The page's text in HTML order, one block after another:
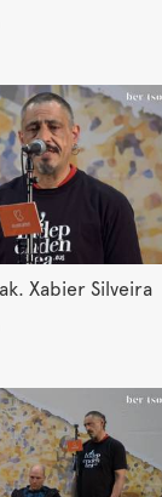
Xabier Silveira